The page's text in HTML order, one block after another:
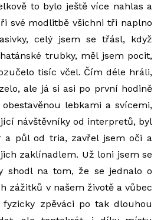
to bylo ještě více nahlas a
své modlitbě všichni tři naplno
celý jsem se třásl, když
trubky, měl jsem pocit,
tisíc včel. Čím déle hráli,
ale já si asi po první hodině
lebkami a svícemi,
návštěvníky od interpretů, byl
a půl od tria, zavřel jsem oči a
zaklínadlem. Už loni jsem se
shodl na tom, že se jednalo o
zážitků v našem životě a vůbec
fyzicky zpěváci po tak dlouhou